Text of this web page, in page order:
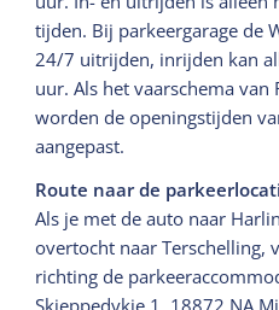
tijden. Bij parkeergarage de
24/7 uitrijden, inrijden kan
uur. Als het vaarschema van
worden de openingstijden
aangepast.
Route naar de
Als je met de auto naar
overtocht naar Terschelling,
richting de